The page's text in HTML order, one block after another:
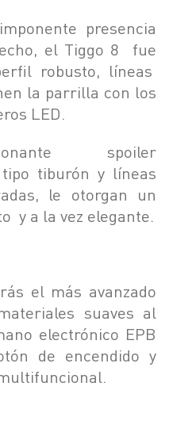
presencia
el Tiggo 8 fue
robusto, líneas
la parrilla con los
LED.
spoiler
tiburón y líneas
le otorgan un
y a la vez elegante.
el más avanzado
suaves al
electrónico EPB
de encendido y